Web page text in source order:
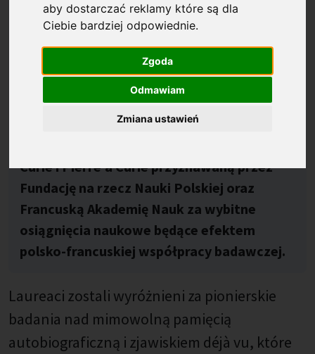
aby dostarczać reklamy które są dla
Ciebie bardziej odpowiednie.
Zgoda
Odmawiam
Zmiana ustawień
Prof. Chris Moulin (Laboratoire de
Grenoble Alpes) i dr hab. Krystian
Barzykowski, prof. UJ (Instytut Psychologii,
Wydział Filozoficzny, Uniwersytet
Jagielloński) zdobyli Polsko-Francuską
Curie i Pierre’a Curie przyznawaną przez
Fundację na rzecz Nauki Polskiej oraz
Francuską Akademię Nauk za wybitne
osiągnięcia naukowe będące efektem
polsko-francuskiej współpracy badawczej.
Laureaci zostali wyróżnieni za pionierskie
badania nad mimowolną pamięcią
autobiograficzną i zjawiskiem déjà vu, które